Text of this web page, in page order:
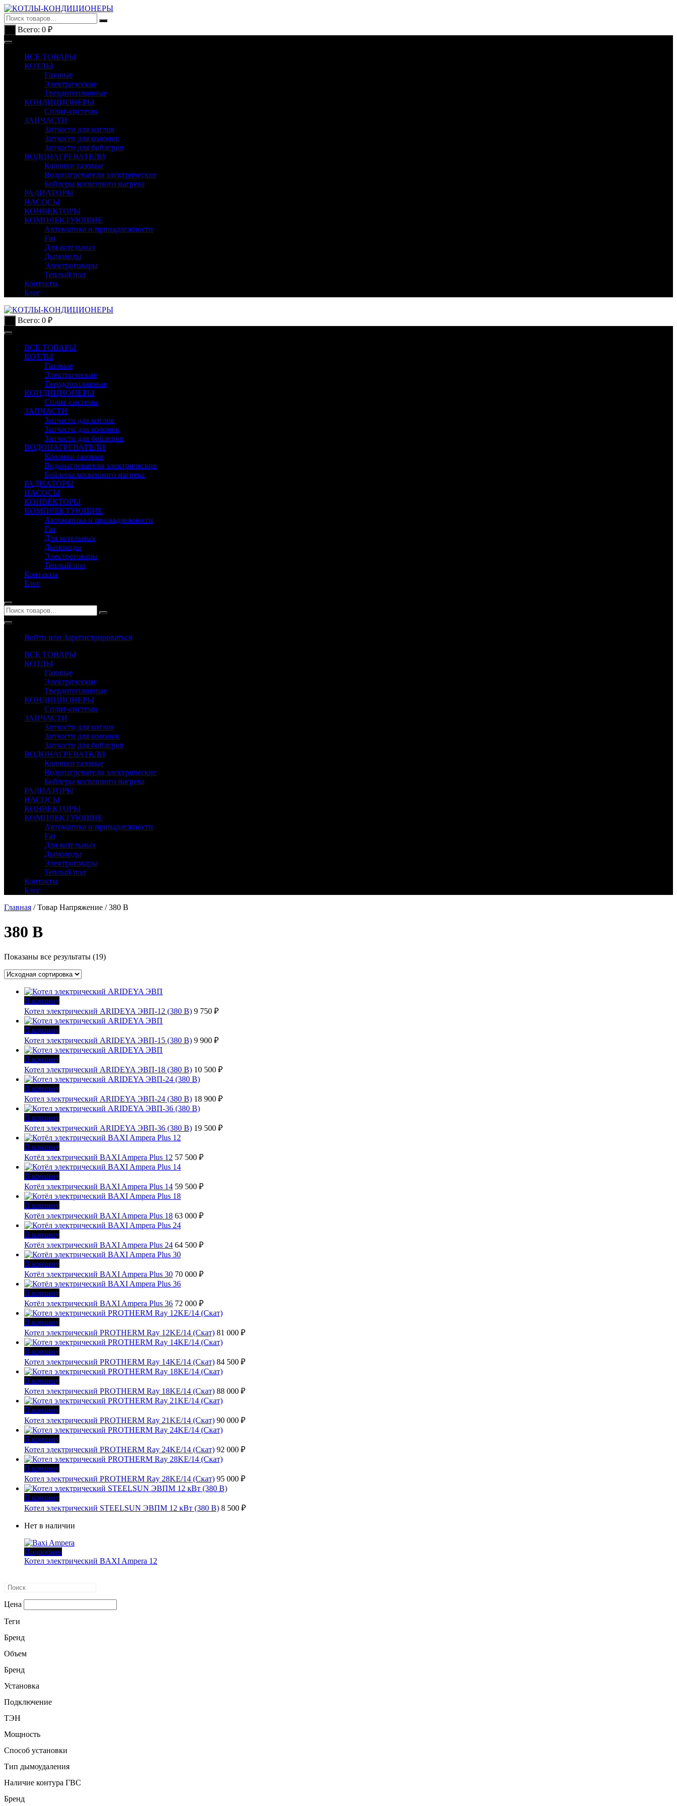
Перейти
к
содержимому
Всего: 0 ₽
ВСЕ ТОВАРЫ
КОТЛЫ
Газовые
Электрические
Твердотопливные
КОНДИЦИОНЕРЫ
Сплит-системы
ЗАПЧАСТИ
Запчасти для котлов
Запчасти для колонок
Запчасти для бойлеров
ВОДОНАГРЕВАТЕЛИ
Колонки газовые
Водонагреватели электрические
Бойлеры косвенного нагрева
РАДИАТОРЫ
НАСОСЫ
КОНВЕКТОРЫ
КОМПЛЕКТУЮЩИЕ
Автоматика и принадлежности
Газ
Для котельных
Дымоходы
Электротовары
Теплый пол
Контакты
Блог
Всего: 0 ₽
ВСЕ ТОВАРЫ
КОТЛЫ
Газовые
Электрические
Твердотопливные
КОНДИЦИОНЕРЫ
Сплит-системы
ЗАПЧАСТИ
Запчасти для котлов
Запчасти для колонок
Запчасти для бойлеров
ВОДОНАГРЕВАТЕЛИ
Колонки газовые
Водонагреватели электрические
Бойлеры косвенного нагрева
РАДИАТОРЫ
НАСОСЫ
КОНВЕКТОРЫ
КОМПЛЕКТУЮЩИЕ
Автоматика и принадлежности
Газ
Для котельных
Дымоходы
Электротовары
Теплый пол
Контакты
Блог
Войти или Зарегистрироваться
ВСЕ ТОВАРЫ
КОТЛЫ
Газовые
Электрические
Твердотопливные
КОНДИЦИОНЕРЫ
Сплит-системы
ЗАПЧАСТИ
Запчасти для котлов
Запчасти для колонок
Запчасти для бойлеров
ВОДОНАГРЕВАТЕЛИ
Колонки газовые
Водонагреватели электрические
Бойлеры косвенного нагрева
РАДИАТОРЫ
НАСОСЫ
КОНВЕКТОРЫ
КОМПЛЕКТУЮЩИЕ
Автоматика и принадлежности
Газ
Для котельных
Дымоходы
Электротовары
Теплый пол
Контакты
Блог
Главная / Товар Напряжение / 380 В
380 В
Показаны все результаты (19)
В корзину
Котел электрический ARIDEYA ЭВП-12 (380 В) 9 750 ₽
В корзину
Котел электрический ARIDEYA ЭВП-15 (380 В) 9 900 ₽
В корзину
Котел электрический ARIDEYA ЭВП-18 (380 В) 10 500 ₽
В корзину
Котел электрический ARIDEYA ЭВП-24 (380 В) 18 900 ₽
В корзину
Котел электрический ARIDEYA ЭВП-36 (380 В) 19 500 ₽
В корзину
Котёл электрический BAXI Ampera Plus 12 57 500 ₽
В корзину
Котёл электрический BAXI Ampera Plus 14 59 500 ₽
В корзину
Котёл электрический BAXI Ampera Plus 18 63 000 ₽
В корзину
Котёл электрический BAXI Ampera Plus 24 64 500 ₽
В корзину
Котёл электрический BAXI Ampera Plus 30 70 000 ₽
В корзину
Котёл электрический BAXI Ampera Plus 36 72 000 ₽
В корзину
Котел электрический PROTHERM Ray 12KE/14 (Скат) 81 000 ₽
В корзину
Котел электрический PROTHERM Ray 14KE/14 (Скат) 84 500 ₽
В корзину
Котел электрический PROTHERM Ray 18KE/14 (Скат) 88 000 ₽
В корзину
Котел электрический PROTHERM Ray 21KE/14 (Скат) 90 000 ₽
В корзину
Котел электрический PROTHERM Ray 24KE/14 (Скат) 92 000 ₽
В корзину
Котел электрический PROTHERM Ray 28KE/14 (Скат) 95 000 ₽
В корзину
Котел электрический STEELSUN ЭВПМ 12 кВт (380 В) 8 500 ₽
Нет в наличии
Подробнее
Котел электрический BAXI Ampera 12
Цена
Теги
Бренд
Объем
Бренд
Установка
Подключение
ТЭН
Мощность
Способ установки
Тип дымоудаления
Наличие контура ГВС
Бренд